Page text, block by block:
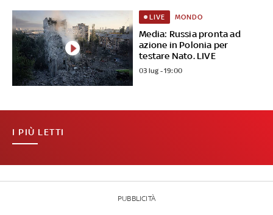
Media: Russia pronta ad
azione in Polonia per
testare Nato. LIVE
LIVE MONDO
03 lug - 19:00
I PIÙ LETTI
PUBBLICITÀ